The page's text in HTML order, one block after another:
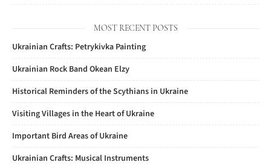
MOST RECENT POSTS
Ukrainian Crafts: Petrykivka Painting
Ukrainian Rock Band Okean Elzy
Historical Reminders of the Scythians in Ukraine
Visiting Villages in the Heart of Ukraine
Important Bird Areas of Ukraine
Ukrainian Crafts: Musical Instruments